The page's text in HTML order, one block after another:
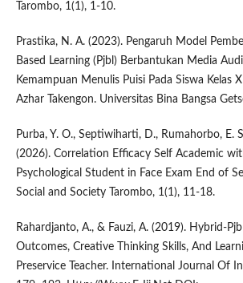
Tarombo, 1(1), 1-10.
Prastika, N. A. (2023). Pengaruh Model
Based Learning (Pjbl) Berbantukan Media
Kemampuan Menulis Puisi Pada Siswa Kelas
Azhar Takengon. Universitas Bina Bangsa
Purba, Y. O., Septiwiharti, D., Rumahorbo, E.
(2026). Correlation Efficacy Self Academic
Psychological Student in Face Exam End of
Social and Society Tarombo, 1(1), 11-18.
Rahardjanto, A., & Fauzi, A. (2019). Hybrid-
Outcomes, Creative Thinking Skills, And
Preservice Teacher. International Journal Of